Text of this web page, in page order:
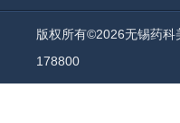
版权所有©2026无锡药
178800